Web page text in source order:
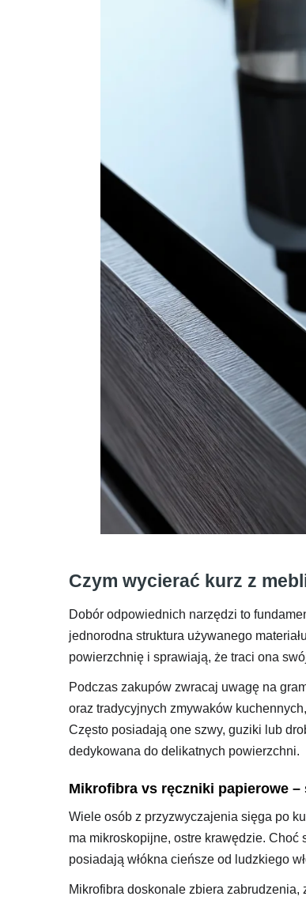
Czym wycierać kurz z
Dobór odpowiednich narzędzi to
jednorodna struktura używanego
powierzchnię i sprawiają, że traci ona
Podczas zakupów zwracaj uwagę na
oraz tradycyjnych zmywaków
Często posiadają one szwy, guziki lub
dedykowana do delikatnych powierzchni.
Mikrofibra vs ręczniki papierowe
Wiele osób z przyzwyczajenia sięga po
ma mikroskopijne, ostre krawędzie. Choć
posiadają włókna cieńsze od ludzkiego
Mikrofibra doskonale zbiera